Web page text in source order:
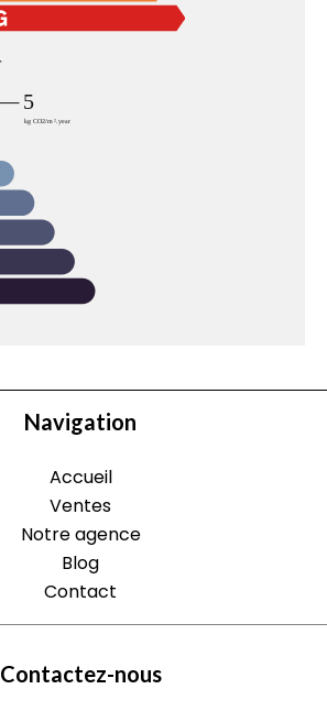
Navigation
Accueil
Ventes
Notre agence
Blog
Contact
Contactez-nous